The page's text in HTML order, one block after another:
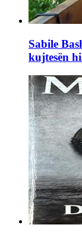
Sabile
kujtesën